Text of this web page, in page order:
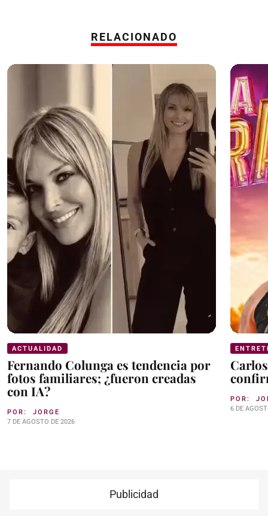
RELACIONADO
ACTUALIDAD
Fernando Colunga es tendencia por
fotos familiares; ¿fueron creadas
con IA?
POR: JORGE
7 DE AGOSTO DE 2026
POR:
6 DE
Publicidad